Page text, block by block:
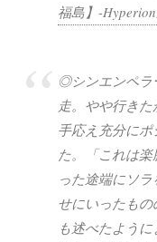
福島】-
◎シンエンペラ
走。やや行き
手応え充分に
た。「これは
った途端にソ
せにいったも
も述べたよう